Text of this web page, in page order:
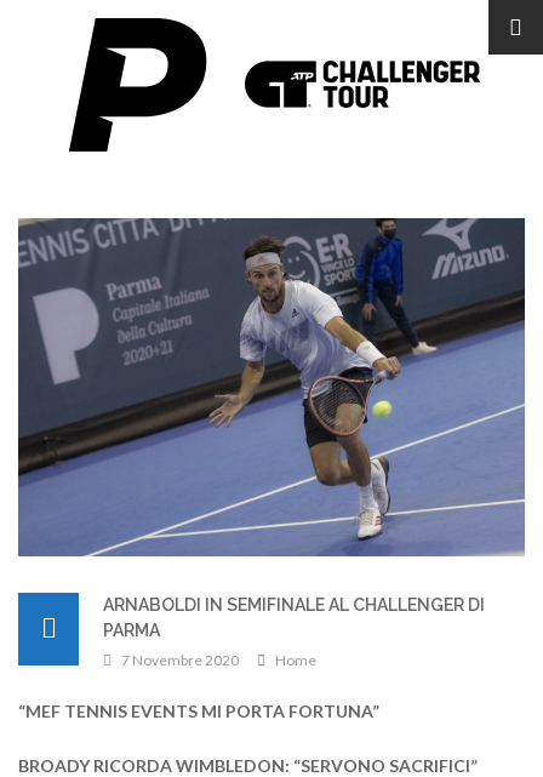
ARNABOLDI IN SEMIFINALE AL CHALLENGER DI
PARMA
7 Novembre 2020 Home
“MEF TENNIS EVENTS MI PORTA FORTUNA”
BROADY RICORDA WIMBLEDON: “SERVONO SACRIFICI”